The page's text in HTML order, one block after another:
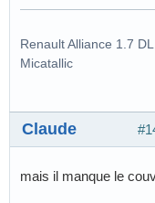
Renault Alliance 1.7
Micatallic
Claude
mais il manque le